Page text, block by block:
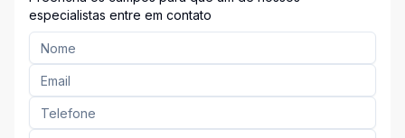
especialistas entre em contato